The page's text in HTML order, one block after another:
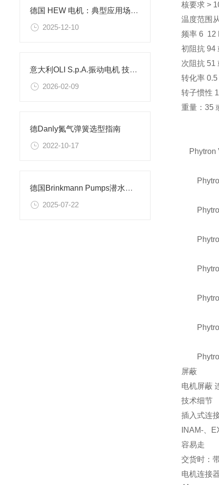
德国 HEW 电机：典型应用场景与行业适配解析
2025-12-10
意大利OLI S.p.A.振动电机 技术优势及场景应用解析
2026-02-09
德Danly氮气弹簧选型指南
2022-10-17
德国Brinkmann Pumps潜水泵特点及优势
2025-07-22
核要求 >
温度范围
频率 6 12
初阻抗 94
次阻抗 51
转化率 0.5
转子惯性
重量：35
Phytron
Phytron
Phytron
Phytron
Phytron
Phytron
Phytron
Phytron
屏蔽
电机屏蔽
技术细节
插入式连
INAM-、
容易走
交货时：
电机连接